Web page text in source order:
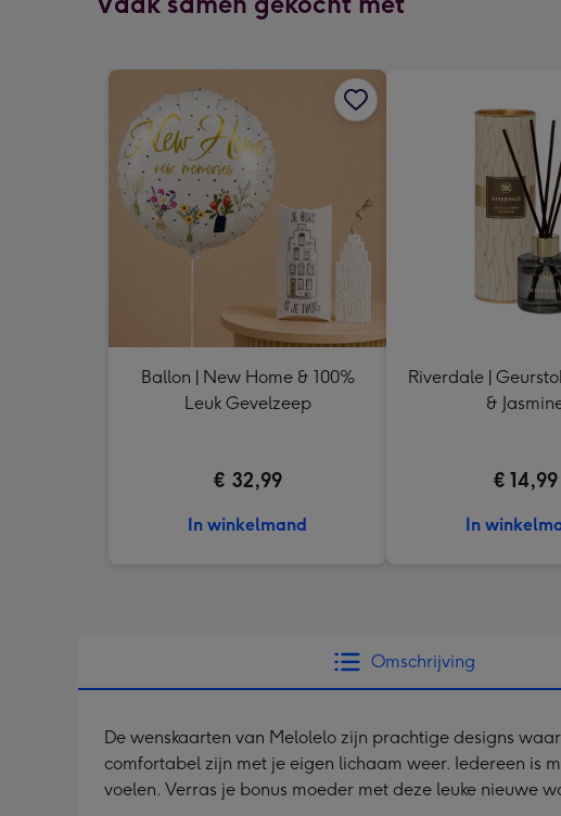
Ballon | New Home & 100%
Leuk Gevelzeep
€ 32,99
In winkelmand
Riverdale |
&
€ 14,99
In
Omschrijving
De wenskaarten van Melolelo zijn prachtige designs
comfortabel zijn met je eigen lichaam weer. Iedereen is
voelen. Verras je bonus moeder met deze leuke nieuwe